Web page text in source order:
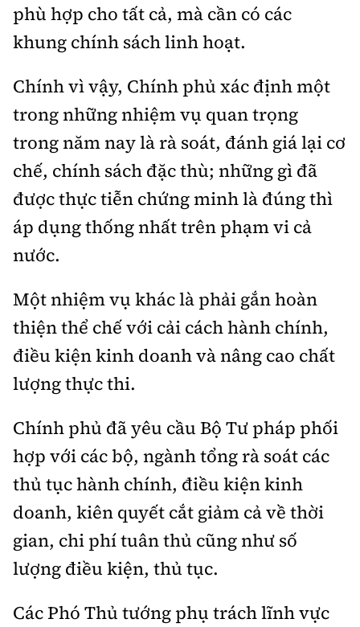
phù hợp cho tất cả, mà cần có các
khung chính sách linh hoạt.
Chính vì vậy, Chính phủ xác định một
trong những nhiệm vụ quan trọng
trong năm nay là rà soát, đánh giá lại cơ
chế, chính sách đặc thù; những gì đã
được thực tiễn chứng minh là đúng thì
áp dụng thống nhất trên phạm vi cả
nước.
Một nhiệm vụ khác là phải gắn hoàn
thiện thể chế với cải cách hành chính,
điều kiện kinh doanh và nâng cao chất
lượng thực thi.
Chính phủ đã yêu cầu Bộ Tư pháp phối
hợp với các bộ, ngành tổng rà soát các
thủ tục hành chính, điều kiện kinh
doanh, kiên quyết cắt giảm cả về thời
gian, chi phí tuân thủ cũng như số
lượng điều kiện, thủ tục.
Các Phó Thủ tướng phụ trách lĩnh vực